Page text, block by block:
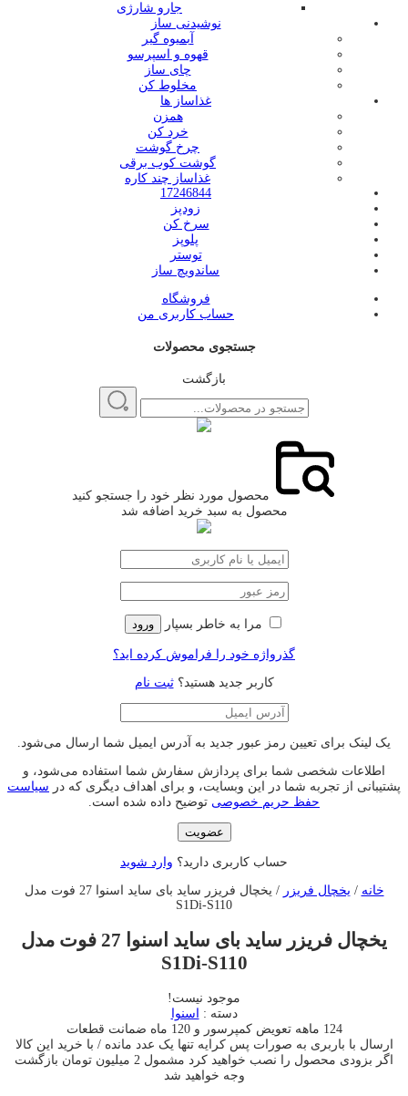
جارو شارژی
نوشیدنی ساز
آبمیوه گیر
قهوه و اسپرسو
چای ساز
مخلوط کن
غذاساز ها
همزن
خرد کن
چرخ گوشت
گوشت کوب برقی
غذاساز چند کاره
17246844
زودپز
سرخ کن
پلوپز
توستر
ساندویچ ساز
فروشگاه
حساب کاربری من
جستجوی محصولات
بازگشت
محصول مورد نظر خود را جستجو کنید
محصول به سبد خرید اضافه شد
مرا به خاطر بسپار ورود
گذرواژه خود را فراموش کرده اید؟
کاربر جدید هستید؟ثبت نام
یک لینک برای تعیین رمز عبور جدید به آدرس ایمیل شما ارسال می‌شود.
اطلاعات شخصی شما برای پردازش سفارش شما استفاده می‌شود، و
پشتیبانی از تجربه شما در این وبسایت، و برای اهداف دیگری که در سیاست
حفظ حریم خصوصی توضیح داده شده است.
عضویت
حساب کاربری دارید؟ وارد شوید
خانه / یخچال فریزر
/ یخچال فریزر ساید بای ساید اسنوا 27 فوت مدل
S1Di-S110
یخچال فریزر ساید بای ساید اسنوا 27 فوت مدل
S1Di-S110
موجود نیست!
دسته :
اسنوا
124 ماهه تعویض کمپرسور و 120 ماه ضمانت قطعات
ارسال با باربری به صورات پس کرایهتنها یک عدد مانده / با خرید این کالا
اگر بزودی محصول را نصب خواهید کرد مشمول 2 میلیون تومان بازگشت
وجه خواهید شد